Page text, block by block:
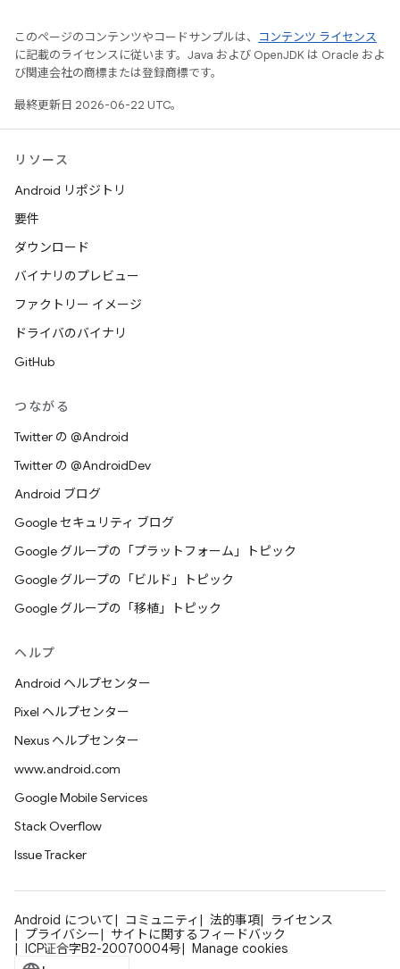
このページのコンテンツやコードサンプルは、
コンテンツ ライセンス
に記載のライセンスに従います。Java および OpenJDK は Oracle およ
び関連会社の商標または登録商標です。
最終更新日 2026-06-22 UTC。
リソース
Android リポジトリ
要件
ダウンロード
バイナリのプレビュー
ファクトリー イメージ
ドライバのバイナリ
GitHub
つながる
Twitter の @Android
Twitter の @AndroidDev
Android ブログ
Google セキュリティ ブログ
Google グループの「プラットフォーム」トピック
Google グループの「ビルド」トピック
Google グループの「移植」トピック
ヘルプ
Android ヘルプセンター
Pixel ヘルプセンター
Nexus ヘルプセンター
www.android.com
Google Mobile Services
Stack Overflow
Issue Tracker
Android について コミュニティ 法的事項
ライセンス
プライバシー
サイトに関するフィードバック
ICP证合字B2-20070004号
Manage cookies